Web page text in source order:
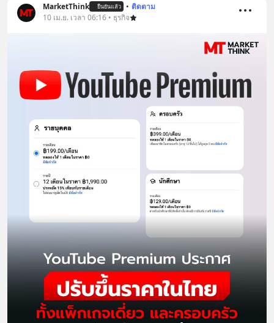
MarketThink ยืนยันแล้ว • ติดตาม
10 เม.ย. เวลา 06:16 • ธุรกิจ